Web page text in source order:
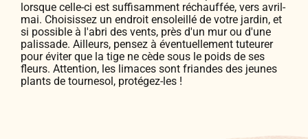
lorsque celle-ci est suffisamment réchauffée, vers avril-
mai. Choisissez un endroit ensoleillé de votre jardin, et
si possible à l'abri des vents, près d'un mur ou d'une
palissade. Ailleurs, pensez à éventuellement tuteurer
pour éviter que la tige ne cède sous le poids de ses
fleurs. Attention, les limaces sont friandes des jeunes
plants de tournesol, protégez-les !